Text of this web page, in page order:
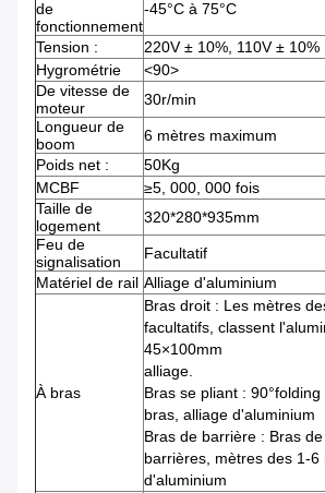
de
fonctionnement
-45°C à 75°C
Tension :
220V ± 10%, 110V ± 10%
Hygrométrie
<90>
De vitesse de
moteur
30r/min
Longueur de
boom
6 mètres maximum
Poids net :
50Kg
MCBF
≥5, 000, 000 fois
Taille de
logement
320*280*935mm
Feu de
signalisation
Facultatif
Matériel de rail Alliage d'aluminium
À bras
Bras droit : Les mètres
facultatifs, classent
45×100mm
alliage.
Bras se pliant :
bras, alliage d'aluminium
Bras de barrière : Bras
barrières, mètres des 1-6
d'aluminium